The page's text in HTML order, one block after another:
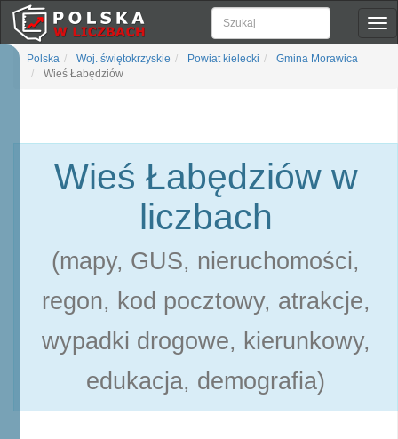
Polska Woj. świętokrzyskie Powiat kielecki
Gmina Morawica
Wieś Łabędziów
Wieś Łabędziów w
liczbach
(mapy, GUS, nieruchomości,
regon, kod pocztowy, atrakcje,
wypadki drogowe, kierunkowy,
edukacja, demografia)